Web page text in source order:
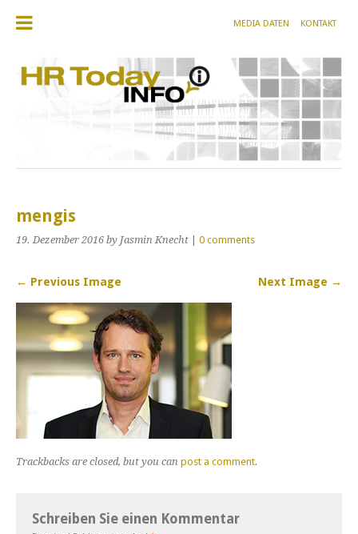
MEDIA DATEN KONTAKT
mengis
19. Dezember 2016 by Jasmin Knecht | 0 comments
← Previous Image Next Image →
Trackbacks are closed, but you can post a comment.
Schreiben Sie einen Kommentar